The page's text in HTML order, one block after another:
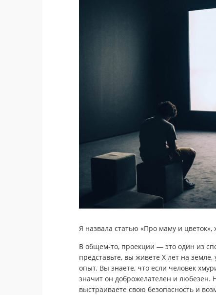
Я назвала статью «Про маму и
В общем-то, проекции — это один из
представьте, вы живете Х лет на
опыт. Вы знаете, что если человек
значит он доброжелателен и любезен.
выстраиваете свою безопасность и